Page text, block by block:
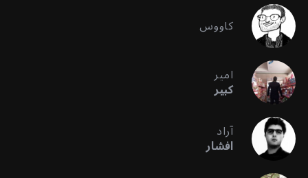
کاووس
امیر
کبیر
آراد
افشار